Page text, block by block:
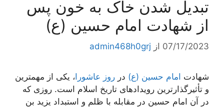
تبدیل شدن خاک به خون پس
از شهادت امام حسین (ع)
07/17/2023 از admin468h0grj
شهادت امام حسین (ع) در روز عاشورا، یکی از مهمترین
و تأثیرگذارترین رویدادهای تاریخ اسلام است. روزی که
در آن امام حسین در مقابله با ظلم و استبداد یزید بن